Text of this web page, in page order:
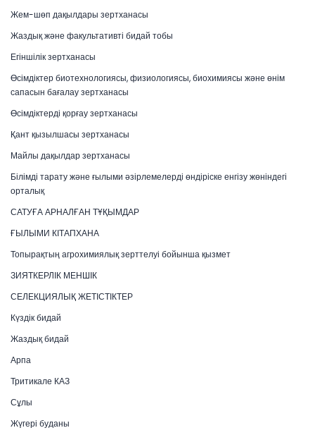
Жем-шөп дақылдары зертханасы
Жаздық және факультативті бидай тобы
Егіншілік зертханасы
Өсімдіктер биотехнологиясы, физиологиясы, биохимиясы және өнім
сапасын бағалау зертханасы
Өсімдіктерді қорғау зертханасы
Қант қызылшасы зертханасы
Майлы дақылдар зертханасы
Білімді тарату және ғылыми әзірлемелерді өндіріске енгізу жөніндегі
орталық
САТУҒА АРНАЛҒАН ТҰҚЫМДАР
ҒЫЛЫМИ КІТАПХАНА
Топырақтың агрохимиялық зерттелуі бойынша қызмет
ЗИЯТКЕРЛІК МЕНШІК
СЕЛЕКЦИЯЛЫҚ ЖЕТІСТІКТЕР
Күздік бидай
Жаздық бидай
Арпа
Тритикале КАЗ
Сұлы
Жүгері буданы